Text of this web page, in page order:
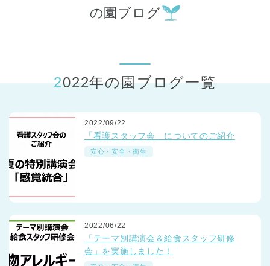
から探す
の園ブログ
2022年の園ブログ一覧
2022/09/22
「看護スタッフ会」についてのご紹介
安心・安全・衛生
2022/06/22
「テーマ別講演会＆給食スタッフ研修
会」を実施しました！